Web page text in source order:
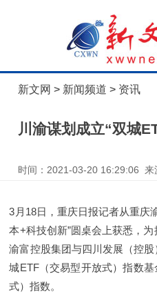
新文网 > 新闻频道 > 资讯
川渝谋划成立“双城
时间：2021-03-20 16:29:06
3月18日，重庆日报记者从重庆
本+科技创新”圆桌会上获悉，
渝富控股集团与四川发展（控
城ETF（交易型开放式）指数
式）指数。